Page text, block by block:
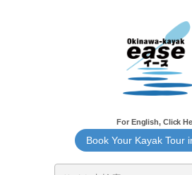
For English, Click
Book Your Kayak Tour